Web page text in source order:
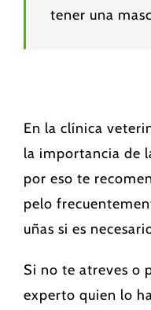
tener una
En la clínica
la importancia de
por eso te
pelo
uñas si es
Si no te atreves o
experto quien lo